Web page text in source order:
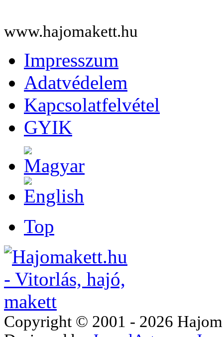
www.hajomakett.hu
Impresszum
Adatvédelem
Kapcsolatfelvétel
GYIK
Top
Copyright © 2001 - 2026